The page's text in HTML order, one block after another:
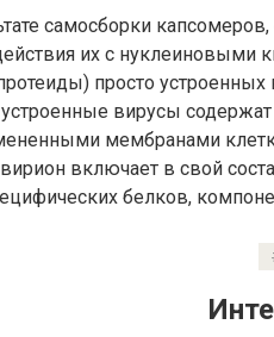
самосборки
их с нуклеиновыми
просто устроенных
вирусы
мембранами
включает в свой
белков,